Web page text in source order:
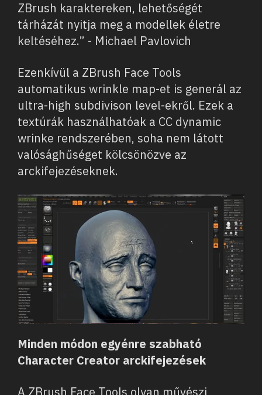
ZBrush karaktereken, lehetőségét
tárházát nyitja meg a modellek életre
keltéséhez.” - Michael Pavlovich
Ezenkívül a ZBrush Face Tools
automatikus wrinkle map-et is generál az
ultra-high subdivison level-ekről. Ezek a
textúrák használhatóak a CC dynamic
wrinke rendszerében, soha nem látott
valósághűséget kölcsönözve az
arckifejezéseknek.
Minden módon egyénre szabható
Character Creator arckifejezések